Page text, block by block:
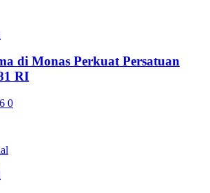
di Monas Perkuat Persatuan
RI
0